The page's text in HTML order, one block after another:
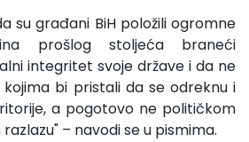
su građani BiH položili ogromne
prošlog stoljeća braneći
integritet svoje države i da ne
bi pristali da se odreknu i
a pogotovo ne političkom
– navodi se u pismima.